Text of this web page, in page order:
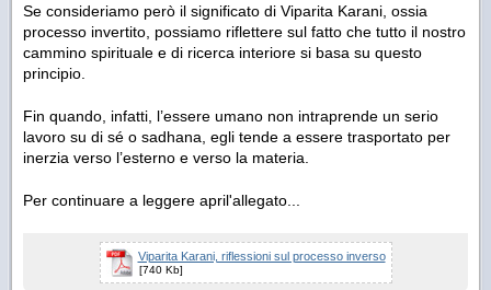
Se consideriamo però il significato di Viparita Karani, ossia
processo invertito, possiamo riflettere sul fatto che tutto il nostro
cammino spirituale e di ricerca interiore si basa su questo
principio.
Fin quando, infatti, l’essere umano non intraprende un serio
lavoro su di sé o sadhana, egli tende a essere trasportato per
inerzia verso l’esterno e verso la materia.
Per continuare a leggere april'allegato...
Viparita Karani, riflessioni sul processo inverso
[740 Kb]